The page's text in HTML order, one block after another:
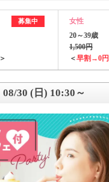
募集中
＞
女性
20～39歳
1,500円
＜早割→0円
08/30 (日) 10:30～